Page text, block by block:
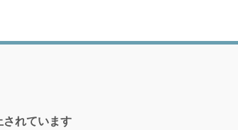
されています